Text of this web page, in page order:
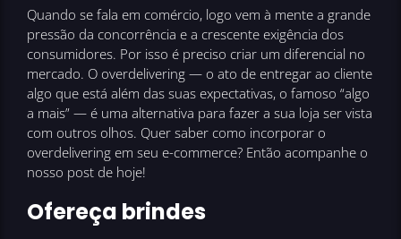
Quando se fala em comércio, logo vem à mente a grande
pressão da concorrência e a crescente exigência dos
consumidores. Por isso é preciso criar um diferencial no
mercado. O overdelivering — o ato de entregar ao cliente
algo que está além das suas expectativas, o famoso “algo
a mais” — é uma alternativa para fazer a sua loja ser vista
com outros olhos. Quer saber como incorporar o
overdelivering em seu e-commerce? Então acompanhe o
nosso post de hoje!
Ofereça brindes